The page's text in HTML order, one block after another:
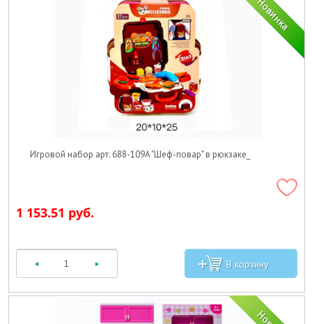
Игровой набор арт. 688-109A "Шеф-повар" в рюкзаке_
1 153.51 руб.